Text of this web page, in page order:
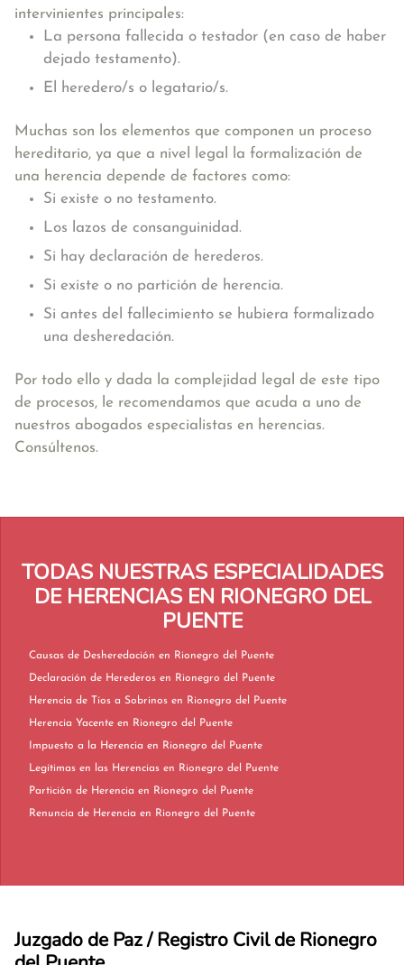
intervinientes principales:
La persona fallecida o testador (en caso de haber
dejado testamento).
El heredero/s o legatario/s.
Muchas son los elementos que componen un proceso
hereditario, ya que a nivel legal la formalización de
una herencia depende de factores como:
Si existe o no testamento.
Los lazos de consanguinidad.
Si hay declaración de herederos.
Si existe o no partición de herencia.
Si antes del fallecimiento se hubiera formalizado
una desheredación.
Por todo ello y dada la complejidad legal de este tipo
de procesos, le recomendamos que acuda a uno de
nuestros abogados especialistas en herencias.
Consúltenos.
TODAS NUESTRAS ESPECIALIDADES
DE HERENCIAS EN RIONEGRO DEL
PUENTE
Causas de Desheredación en Rionegro del Puente
Declaración de Herederos en Rionegro del Puente
Herencia de Tíos a Sobrinos en Rionegro del Puente
Herencia Yacente en Rionegro del Puente
Impuesto a la Herencia en Rionegro del Puente
Legítimas en las Herencias en Rionegro del Puente
Partición de Herencia en Rionegro del Puente
Renuncia de Herencia en Rionegro del Puente
Juzgado de Paz / Registro Civil de Rionegro